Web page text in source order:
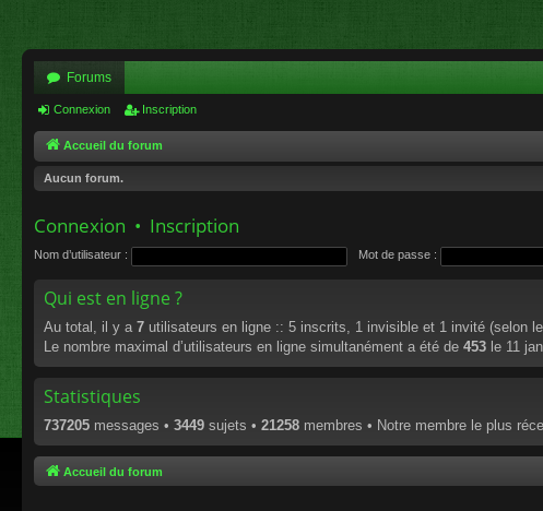
Forums
Connexion Inscription
Accueil du forum
Aucun forum.
Connexion • Inscription
Nom d’utilisateur : Mot de passe :
Qui est en ligne ?
Au total, il y a 7 utilisateurs en ligne :: 5 inscrits, 1 invisible et 1 invité (selon
Le nombre maximal d’utilisateurs en ligne simultanément a été de 453 le 11
Statistiques
737205 messages • 3449 sujets • 21258 membres • Notre membre le plus
Accueil du forum